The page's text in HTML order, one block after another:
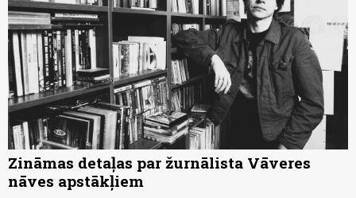
Zināmas detaļas par žurnālista Vāveres
nāves apstākļiem